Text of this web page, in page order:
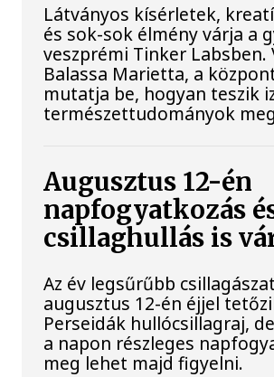
Látványos kísérletek,
és sok-sok élmény várja a
veszprémi Tinker Labsben.
Balassa Marietta, a
mutatja be, hogyan teszik
természettudományok
Augusztus 12-én
napfogyatkozás
csillaghullás is
Az év legsűrűbb
augusztus 12-én éjjel
Perseidák hullócsillagraj,
a napon részleges
meg lehet majd figyelni.